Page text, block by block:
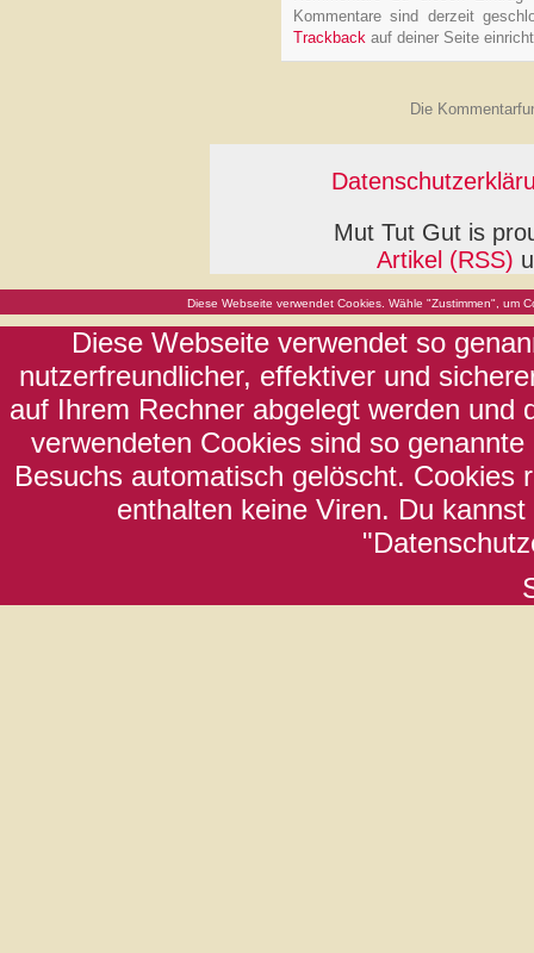
Kommentare sind derzeit
Trackback auf deiner Seite
Die
Mut Tut Gut is
Artikel (RSS)
Diese Webseite verwendet Cookies. Wähle "Zustimmen", um
Diese Webseite verwendet so
nutzerfreundlicher, effektiver und
auf Ihrem Rechner abgelegt werden
verwendeten Cookies sind so
Besuchs automatisch gelöscht. Cookies
enthalten keine Viren. Du